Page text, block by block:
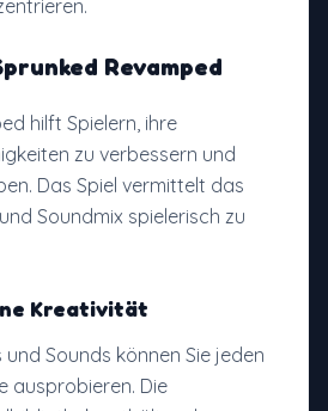
Revamped
hilft Spielern, ihre
zu verbessern und
Das Spiel vermittelt das
Soundmix spielerisch zu
Kreativität
und Sounds können Sie jeden
ausprobieren. Die